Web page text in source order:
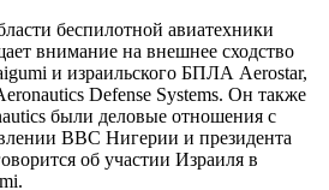
беспилотной авиатехники
внимание на внешнее сходство
и израильского БПЛА Aerostar,
Defense Systems. Он также
были деловые отношения с
ВВС Нигерии и президента
об участии Израиля в